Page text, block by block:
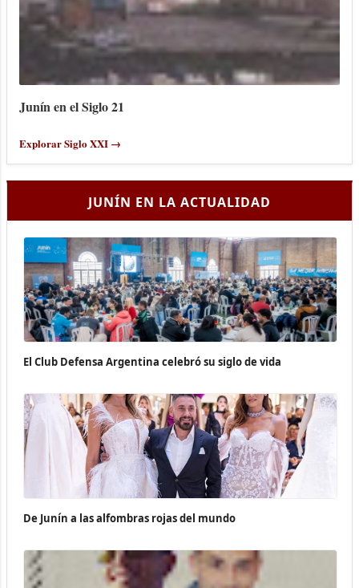
Junín en el Siglo 21
Explorar Siglo XXI →
JUNÍN EN LA ACTUALIDAD
El Club Defensa Argentina celebró su siglo de vida
De Junín a las alfombras rojas del mundo